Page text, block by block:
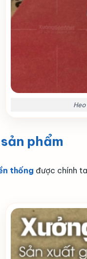
phẩm
thống được chính